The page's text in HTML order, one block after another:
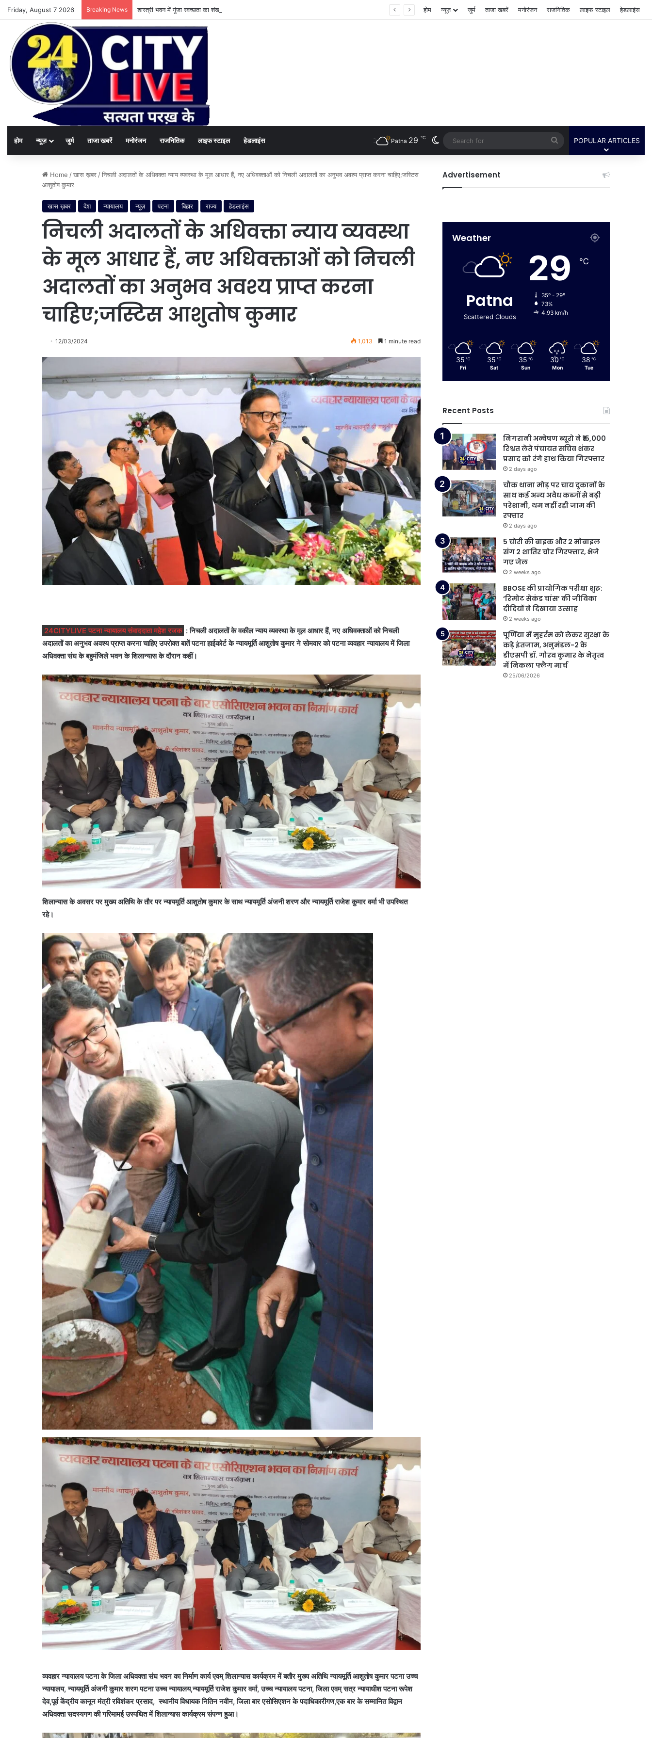
Friday, August 7 2026 Breaking News शास्त्री भवन में गूंजा स्वच्छता का शंखनाद: नुक्कड़ नाटक के जरिए विधायी विभाग ने पेश की मिसाल होम न्यूज़ जुर्म ताजा खबरें मनोरंजन राजनितिक लाइफ स्टाइल हेडलाइंस
होम न्यूज़ जुर्म ताजा खबरें मनोरंजन राजनितिक लाइफ स्टाइल हेडलाइंस Patna 29 ℃ Switch skin
Search
for
POPULAR ARTICLES
Home /खास ख़बर/निचली अदालतों के अधिवक्ता न्याय व्यवस्था के मूल आधार हैं, नए अधिवक्ताओं को निचली अदालतों का अनुभव अवश्य प्राप्त करना चाहिए;जस्टिस
आशुतोष कुमार
खास ख़बर देश न्यायालय न्यूज़ पटना बिहार राज्य हेडलाइंस
निचली अदालतों के अधिवक्ता न्याय व्यवस्था
के मूल आधार हैं, नए अधिवक्ताओं को निचली
अदालतों का अनुभव अवश्य प्राप्त करना
चाहिए;जस्टिस आशुतोष कुमार
12/03/2024 1,013 1 minute read
24CITYLIVE पटना न्यायालय संवाददाता महेश रजक : निचली अदालतों के वकील न्याय व्यवस्था के मूल आधार हैं, नए अधिवक्ताओं को निचली
अदालतों का अनुभव अवश्य प्राप्त करना चाहिए उपरोक्त बातें पटना हाईकोर्ट के न्यायमूर्ति आशुतोष कुमार ने सोमवार को पटना व्यवहार न्यायालय में जिला
अधिवक्ता संघ के बहुमंजिले भवन के शिलान्यास के दौरान कहीं।
शिलान्यास के अवसर पर मुख्य अतिथि के तौर पर न्यायमूर्ति आशुतोष कुमार के साथ न्यायमूर्ति अंजनी शरण और न्यायमूर्ति राजेश कुमार वर्मा भी उपस्थित
रहे।
व्यवहार न्यायालय पटना के जिला अधिवक्ता संघ भवन का निर्माण कार्य एवम् शिलान्यास कार्यक्रम में बतौर मुख्य अतिथि न्यायमूर्ति आशुतोष कुमार पटना उच्च
न्यायालय, न्यायमूर्ति अंजनी कुमार शरण पटना उच्च न्यायालय,न्यायमूर्ति राजेश कुमार वर्मा, उच्च न्यायालय पटना, जिला एवम् सत्र न्यायाधीश पटना रूपेश
देव,पूर्व केंद्रीय कानून मंत्री रविशंकर प्रसाद, स्थानीय विधायक नितिन नवीन, जिला बार एसोसिएशन के पदाधिकारीगण,एक बार के सम्मानित विद्वान
अधिवक्ता सदस्यगण की गरिमामई उस्पथित में शिलान्यास कार्यक्रम संपन्न हुआ।
Advertisement
Weather
Patna
Scattered Clouds
29 ℃
35º - 29º
73%
4.93 km/h
35 ℃
Fri
35 ℃
Sat
35 ℃
Sun
30 ℃
Mon
38 ℃
Tue
Recent Posts
निगरानी अन्वेषण ब्यूरो ने ₹15,000
रिश्वत लेते पंचायत सचिव शंकर
प्रसाद को रंगे हाथ किया गिरफ्तार
2 days ago
चौक थाना मोड़ पर चाय दुकानों के
साथ कई अन्य अवैध कब्जों से बढ़ी
परेशानी, थम नहीं रही जाम की
रफ्तार
2 days ago
5 चोरी की बाइक और 2 मोबाइल
संग 2 शातिर चोर गिरफ्तार, भेजे
गए जेल
2 weeks ago
BBOSE की प्रायोगिक परीक्षा शुरू:
‘रिमोट सेकंड चांस’ की जीविका
दीदियों ने दिखाया उत्साह
2 weeks ago
पूर्णिया में मुहर्रम को लेकर सुरक्षा के
कड़े इंतजाम, अनुमंडल-2 के
डीएसपी डॉ. गौरव कुमार के नेतृत्व
में निकला फ्लैग मार्च
25/06/2026